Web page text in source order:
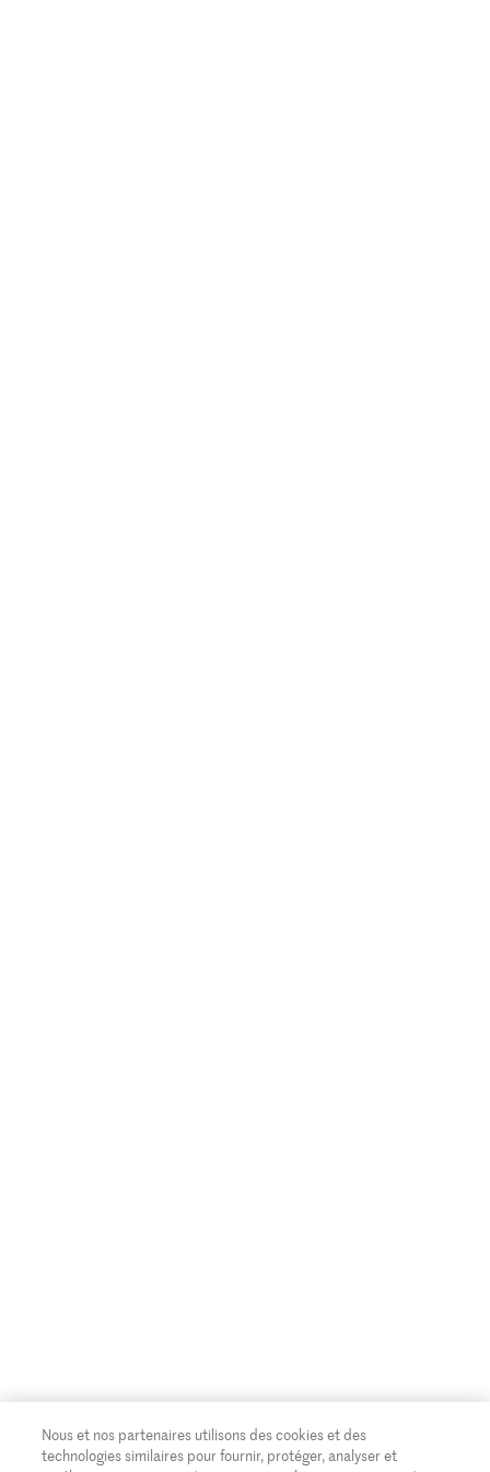
Nous et nos partenaires utilisons des cookies et des
technologies similaires pour fournir, protéger, analyser et